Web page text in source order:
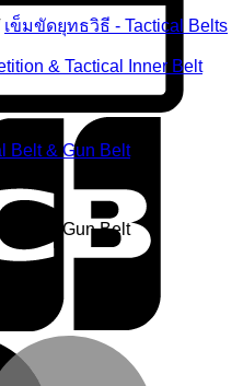
เข็มขัดยุทธวิธี - Tactical Belts